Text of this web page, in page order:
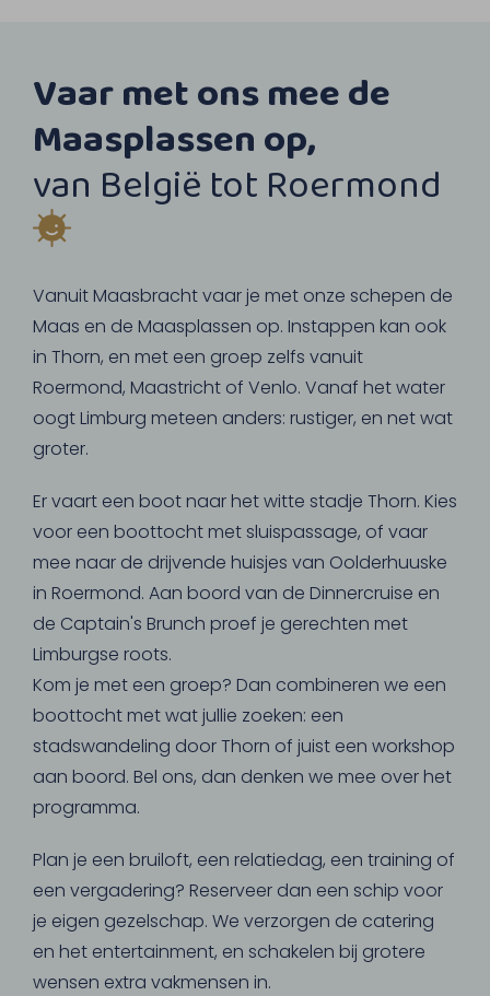
Vaar met ons mee de
Maasplassen op,
van België tot Roermond
Vanuit Maasbracht vaar je met onze schepen de
Maas en de Maasplassen op. Instappen kan ook
in Thorn, en met een groep zelfs vanuit
Roermond, Maastricht of Venlo. Vanaf het water
oogt Limburg meteen anders: rustiger, en net wat
groter.
Er vaart een boot naar het witte stadje Thorn. Kies
voor een boottocht met sluispassage, of vaar
mee naar de drijvende huisjes van Oolderhuuske
in Roermond. Aan boord van de Dinnercruise en
de Captain's Brunch proef je gerechten met
Limburgse roots.
Kom je met een groep? Dan combineren we een
boottocht met wat jullie zoeken: een
stadswandeling door Thorn of juist een workshop
aan boord. Bel ons, dan denken we mee over het
programma.
Plan je een bruiloft, een relatiedag, een training of
een vergadering? Reserveer dan een schip voor
je eigen gezelschap. We verzorgen de catering
en het entertainment, en schakelen bij grotere
wensen extra vakmensen in.